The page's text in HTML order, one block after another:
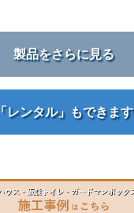
製品をさらに見る
「レンタル」もできます